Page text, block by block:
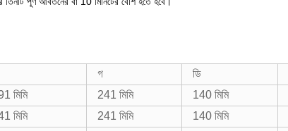
গ ডি
মিমি 241 মিমি 140 মিমি
মিমি 241 মিমি 140 মিমি